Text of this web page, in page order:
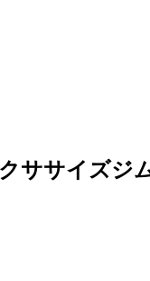
ササイズジ